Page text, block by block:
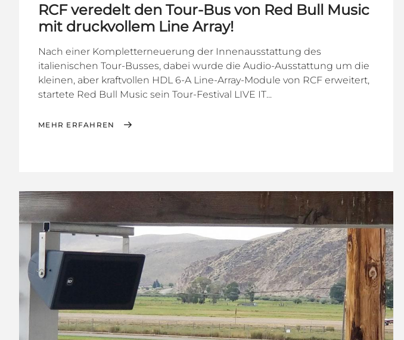
RCF veredelt den Tour-Bus von Red Bull Music
mit druckvollem Line Array!
Nach einer Kompletterneuerung der Innenausstattung des
italienischen Tour-Busses, dabei wurde die Audio-Ausstattung um die
kleinen, aber kraftvollen HDL 6-A Line-Array-Module von RCF erweitert,
startete Red Bull Music sein Tour-Festival LIVE IT...
MEHR ERFAHREN